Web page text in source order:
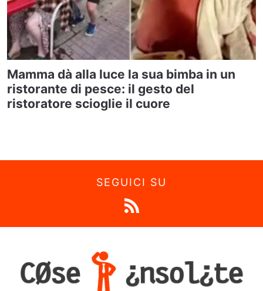
Mamma dà alla luce la sua bimba in un
ristorante di pesce: il gesto del
ristoratore scioglie il cuore
SEGUICI SU